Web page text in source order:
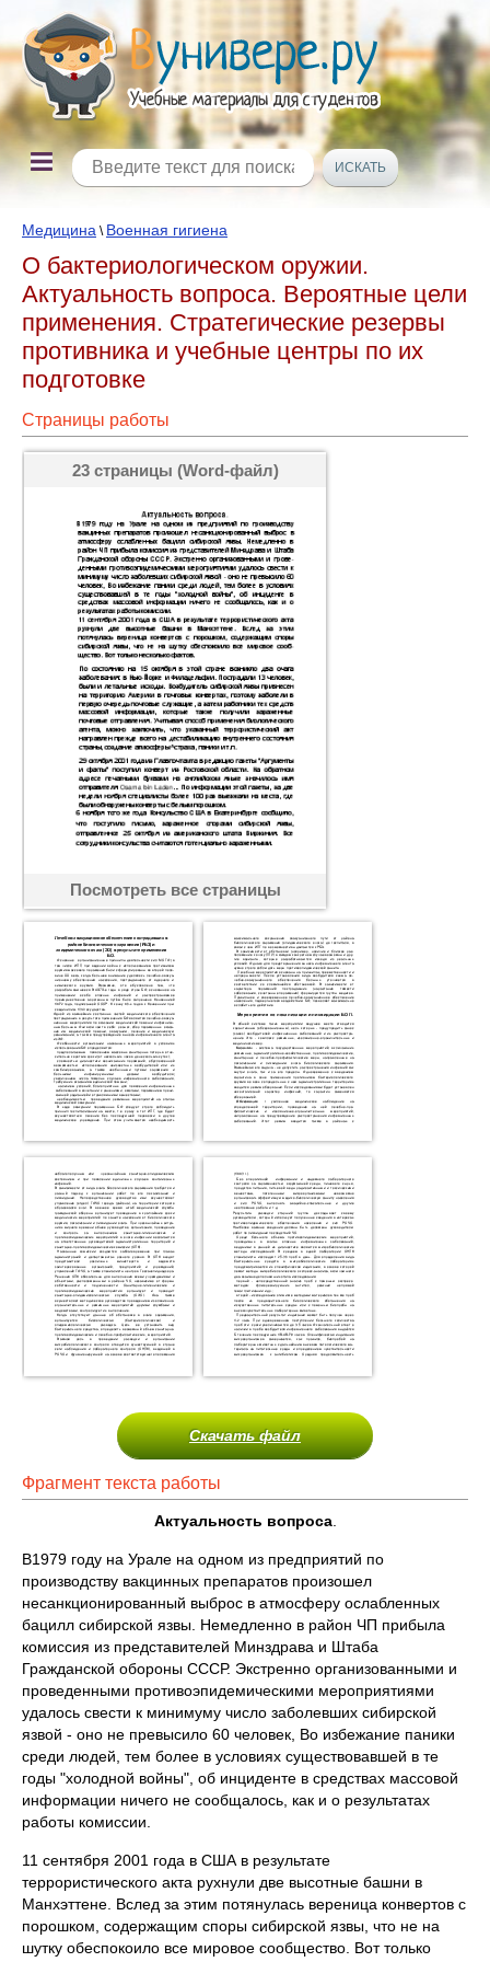
Медицина \ Военная гигиена
О бактериологическом оружии.
Актуальность вопроса. Вероятные цели
применения. Стратегические резервы
противника и учебные центры по их
подготовке
Страницы работы
23 страницы (Word-файл)
Посмотреть все страницы
Скачать файл
Фрагмент текста работы
Актуальность вопроса.
В1979 году на Урале на одном из предприятий по
производству вакцинных препаратов произошел
несанкционированный выброс в атмосферу ослабленных
бацилл сибирской язвы. Немедленно в район ЧП прибыла
комиссия из представителей Минздрава и Штаба
Гражданской обороны СССР. Экстренно организованными и
проведенными противоэпидемическими мероприятиями
удалось свести к минимуму число заболевших сибирской
язвой - оно не превысило 60 человек, Во избежание паники
среди людей, тем более в условиях существовавшей в те
годы "холодной войны", об инциденте в средствах массовой
информации ничего не сообщалось, как и о результатах
работы комиссии.
11 сентября 2001 года в США в результате
террористического акта рухнули две высотные башни в
Манхэттене. Вслед за этим потянулась вереница конвертов с
порошком, содержащим споры сибирской язвы, что не на
шутку обеспокоило все мировое сообщество. Вот только